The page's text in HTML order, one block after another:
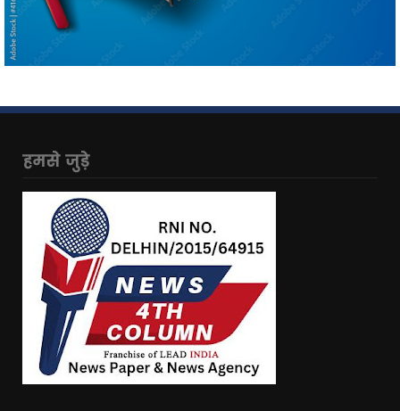
हमसे जुड़े